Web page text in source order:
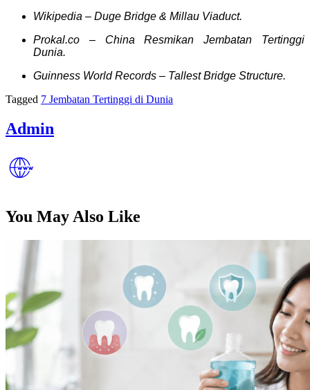
Wikipedia – Duge Bridge & Millau Viaduct.
Prokal.co – China Resmikan Jembatan Tertinggi
Dunia.
Guinness World Records – Tallest Bridge Structure.
Tagged 7 Jembatan Tertinggi di Dunia
Admin
You May Also Like